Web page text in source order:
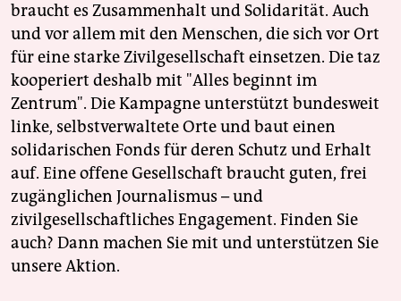
braucht es Zusammenhalt und Solidarität. Auch
und vor allem mit den Menschen, die sich vor Ort
für eine starke Zivilgesellschaft einsetzen. Die taz
kooperiert deshalb mit "Alles beginnt im
Zentrum". Die Kampagne unterstützt bundesweit
linke, selbstverwaltete Orte und baut einen
solidarischen Fonds für deren Schutz und Erhalt
auf. Eine offene Gesellschaft braucht guten, frei
zugänglichen Journalismus – und
zivilgesellschaftliches Engagement. Finden Sie
auch? Dann machen Sie mit und unterstützen Sie
unsere Aktion.